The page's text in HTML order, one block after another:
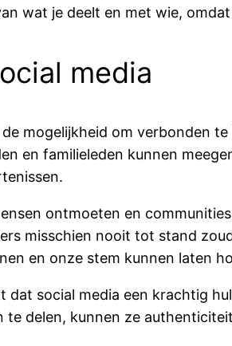
wat je deelt en met wie,
media
mogelijkheid om verbonden
en familieleden kunnen
ontmoeten en
misschien nooit tot stand
en onze stem kunnen laten
social media een krachtig
delen, kunnen ze